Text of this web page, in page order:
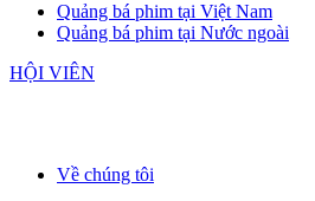
Quảng bá phim tại Việt Nam
Quảng bá phim tại Nước ngoài
HỘI VIÊN
Về chúng tôi